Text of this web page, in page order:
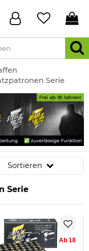
Serie
Sortieren
Serie
Ab 18